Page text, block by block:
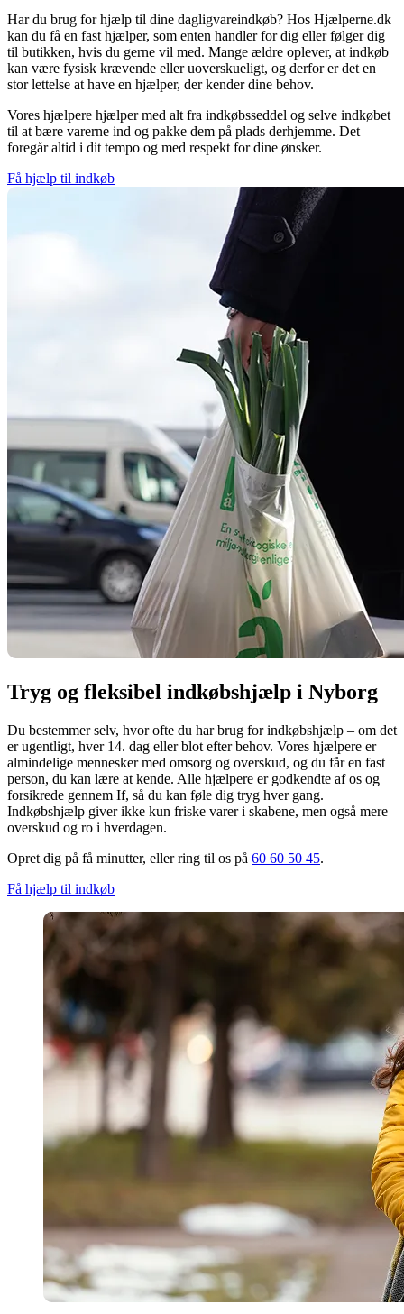
Har du brug for hjælp til dine dagligvareindkøb? Hos Hjælperne.dk
kan du få en fast hjælper, som enten handler for dig eller følger dig
til butikken, hvis du gerne vil med. Mange ældre oplever, at indkøb
kan være fysisk krævende eller uoverskueligt, og derfor er det en
stor lettelse at have en hjælper, der kender dine behov.
Vores hjælpere hjælper med alt fra indkøbsseddel og selve indkøbet
til at bære varerne ind og pakke dem på plads derhjemme. Det
foregår altid i dit tempo og med respekt for dine ønsker.
Få hjælp til indkøb
Tryg og fleksibel indkøbshjælp i Nyborg
Du bestemmer selv, hvor ofte du har brug for indkøbshjælp – om det
er ugentligt, hver 14. dag eller blot efter behov. Vores hjælpere er
almindelige mennesker med omsorg og overskud, og du får en fast
person, du kan lære at kende. Alle hjælpere er godkendte af os og
forsikrede gennem If, så du kan føle dig tryg hver gang.
Indkøbshjælp giver ikke kun friske varer i skabene, men også mere
overskud og ro i hverdagen.
Opret dig på få minutter, eller ring til os på 60 60 50 45.
Få hjælp til indkøb